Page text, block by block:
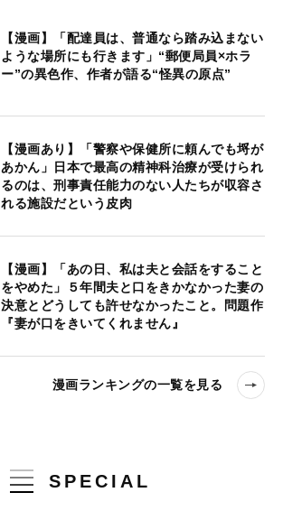
【漫画】「配達員は、普通なら踏み込まない
ような場所にも行きます」“郵便局員×ホラ
ー”の異色作、作者が語る“怪異の原点”
【漫画あり】「警察や保健所に頼んでも埒が
あかん」日本で最高の精神科治療が受けられ
るのは、刑事責任能力のない人たちが収容さ
れる施設だという皮肉
【漫画】「あの日、私は夫と会話をすること
をやめた」５年間夫と口をきかなかった妻の
決意とどうしても許せなかったこと。問題作
『妻が口をきいてくれません』
漫画ランキングの一覧を見る
SPECIAL